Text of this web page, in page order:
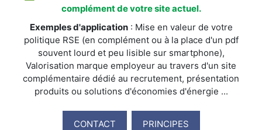
complément de votre site actuel.
Exemples d'application: Mise en valeur de votre
politique RSE (en complément ou à la place d'un pdf
souvent lourd et peu lisible sur smartphone),
Valorisation marque employeur au travers d'un site
complémentaire dédié au recrutement, présentation
produits ou solutions d'économies d'énergie ...
CONTACT PRINCIPES